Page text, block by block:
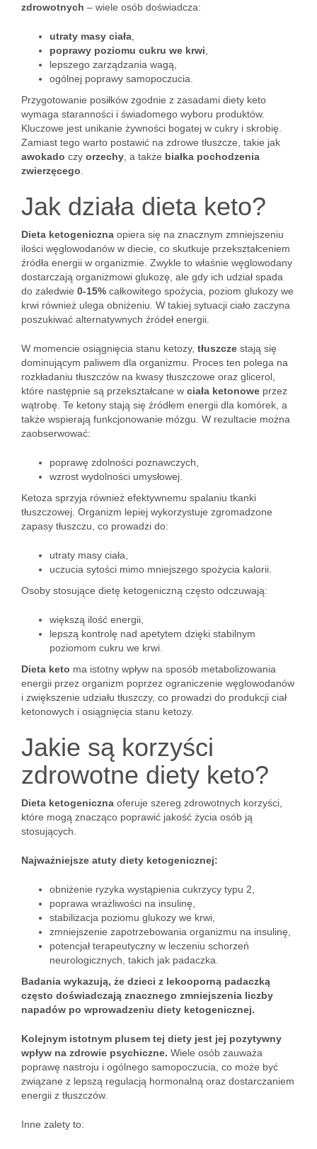
zdrowotnych – wiele osób doświadcza:
utraty masy ciała
poprawy poziomu cukru we krwi
lepszego zarządzania wagą,
ogólnej poprawy samopoczucia.
Przygotowanie posiłków zgodnie z zasadami diety keto
wymaga staranności i świadomego wyboru produktów.
Kluczowe jest unikanie żywności bogatej w cukry i skrobię.
Zamiast tego warto postawić na zdrowe tłuszcze, takie jak
awokado czy orzechy , a także białka pochodzenia
zwierzęcego
Jak działa dieta keto?
Dieta ketogeniczna opiera się na znacznym zmniejszeniu
ilości węglowodanów w diecie, co skutkuje przekształceniem
źródła energii w organizmie. Zwykle to właśnie węglowodany
dostarczają organizmowi glukozę, ale gdy ich udział spada
do zaledwie 0-15% całkowitego spożycia, poziom glukozy we
krwi również ulega obniżeniu. W takiej sytuacji ciało zaczyna
poszukiwać alternatywnych źródeł energii.
W momencie osiągnięcia stanu ketozy, tłuszcze stają się
dominującym paliwem dla organizmu. Proces ten polega na
rozkładaniu tłuszczów na kwasy tłuszczowe oraz glicerol,
które następnie są przekształcane w ciała ketonowe przez
wątrobę. Te ketony stają się źródłem energii dla komórek, a
także wspierają funkcjonowanie mózgu. W rezultacie można
zaobserwować:
poprawę zdolności poznawczych,
wzrost wydolności umysłowej.
Ketoza sprzyja również efektywnemu spalaniu tkanki
tłuszczowej. Organizm lepiej wykorzystuje zgromadzone
zapasy tłuszczu, co prowadzi do:
utraty masy ciała,
uczucia sytości mimo mniejszego spożycia kalorii.
Osoby stosujące dietę ketogeniczną często odczuwają:
większą ilość energii,
lepszą kontrolę nad apetytem dzięki stabilnym
poziomom cukru we krwi.
Dieta keto ma istotny wpływ na sposób metabolizowania
energii przez organizm poprzez ograniczenie węglowodanów
i zwiększenie udziału tłuszczy, co prowadzi do produkcji ciał
ketonowych i osiągnięcia stanu ketozy.
Jakie są korzyści
zdrowotne diety keto?
Dieta ketogeniczna oferuje szereg zdrowotnych korzyści,
które mogą znacząco poprawić jakość życia osób ją
stosujących.
Najważniejsze atuty diety ketogenicznej:
obniżenie ryzyka wystąpienia cukrzycy typu 2,
poprawa wrażliwości na insulinę,
stabilizacja poziomu glukozy we krwi,
zmniejszenie zapotrzebowania organizmu na insulinę,
potencjał terapeutyczny w leczeniu schorzeń
neurologicznych, takich jak padaczka.
Badania wykazują, że dzieci z lekooporną padaczką
często doświadczają znacznego zmniejszenia liczby
napadów po wprowadzeniu diety ketogenicznej.
Kolejnym istotnym plusem tej diety jest jej pozytywny
wpływ na zdrowie psychiczne. Wiele osób zauważa
poprawę nastroju i ogólnego samopoczucia, co może być
związane z lepszą regulacją hormonalną oraz dostarczaniem
energii z tłuszczów.
Inne zalety to: